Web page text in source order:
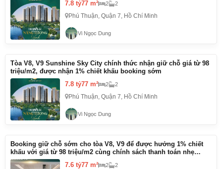
7.8 tỷ77 m² 2 2
Phú Thuận, Quận 7, Hồ Chí Minh
Vi Ngọc Dung
Tòa V8, V9 Sunshine Sky City chính thức nhận giữ chỗ giá từ 98
triệu/m2, được nhận 1% chiết khấu booking sớm
7.8 tỷ77 m² 2 2
Phú Thuận, Quận 7, Hồ Chí Minh
Vi Ngọc Dung
Booking giữ chỗ sớm cho tòa V8, V9 để được hưởng 1% chiết
khấu với giá từ 98 triệu/m2 cùng chính sách thanh toán nhẹ
nhàng
7.6 tỷ77 m² 2 2